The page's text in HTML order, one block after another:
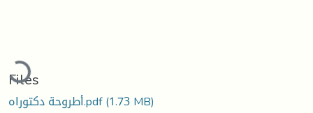
Loading...
Files
أطروحة دكتوراه.pdf(1.73 MB)